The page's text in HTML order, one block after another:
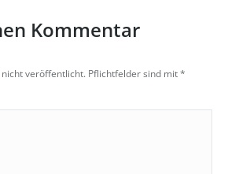
Kommentar
veröffentlicht. Pflichtfelder sind mit*